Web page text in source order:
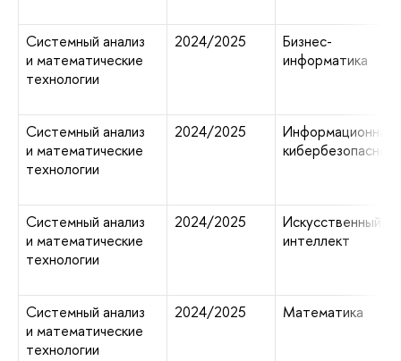
Системный анализ
и математические
технологии
2024/2025
Бизнес-
информатика
Системный анализ
и математические
технологии
2024/2025
Информационная
Системный анализ
и математические
технологии
2024/2025
Искусственный
интеллект
Системный анализ
и математические
технологии
2024/2025 Математика